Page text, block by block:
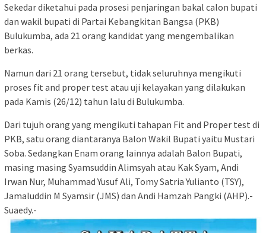
Sekedar diketahui pada prosesi penjaringan bakal calon bupati
dan wakil bupati di Partai Kebangkitan Bangsa (PKB)
Bulukumba, ada 21 orang kandidat yang mengembalikan
berkas.
Namun dari 21 orang tersebut, tidak seluruhnya mengikuti
proses fit and proper test atau uji kelayakan yang dilakukan
pada Kamis (26/12) tahun lalu di Bulukumba.
Dari tujuh orang yang mengikuti tahapan Fit and Proper test di
PKB, satu orang diantaranya Balon Wakil Bupati yaitu Mustari
Soba. Sedangkan Enam orang lainnya adalah Balon Bupati,
masing masing Syamsuddin Alimsyah atau Kak Syam, Andi
Irwan Nur, Muhammad Yusuf Ali, Tomy Satria Yulianto (TSY),
Jamaluddin M Syamsir (JMS) dan Andi Hamzah Pangki (AHP).-
Suaedy.-